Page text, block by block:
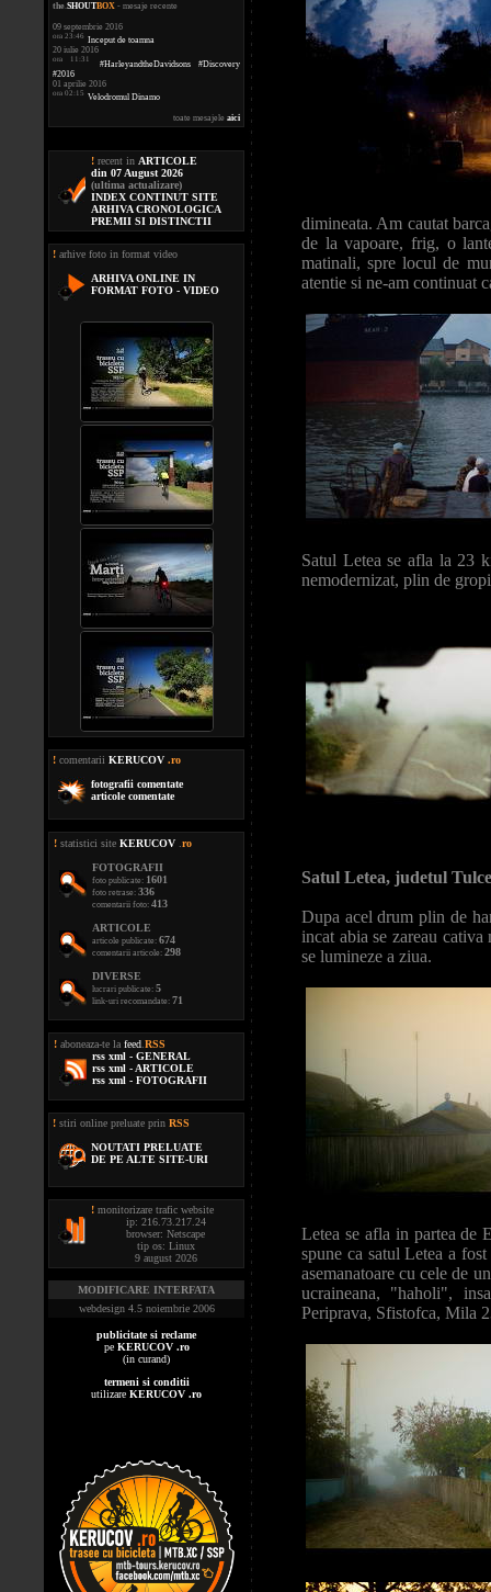
the.SHOUTBOX - mesaje recente
09 septembrie 2016
ora 23:46 Inceput de toamna
20 iulie 2016
ora 11:31
#HarleyandtheDavidsons #Discovery
#2016
01 aprilie 2016
ora 02:15 Velodromul Dinamo
toate mesajele aici
! recent in ARTICOLE
din 07 August 2026
(ultima actualizare)
INDEX CONTINUT SITE
ARHIVA CRONOLOGICA
PREMII SI DISTINCTII
! arhive foto in format video
ARHIVA ONLINE IN
FORMAT FOTO - VIDEO
! comentarii KERUCOV .ro
fotografii comentate
articole comentate
! statistici site KERUCOV ro
FOTOGRAFII
foto publicate: 1601
foto retrase: 336
comentarii foto: 413
ARTICOLE
articole publicate: 674
comentarii articole: 298
DIVERSE
lucrari publicate: 5
link-uri recomandate: 71
! aboneaza-te la feed RSS
rss xml - GENERAL
rss xml - ARTICOLE
rss xml - FOTOGRAFII
! stiri online preluate prin RSS
NOUTATI PRELUATE
DE PE ALTE SITE-URI
! monitorizare trafic website
ip: 216.73.217.24
browser: Netscape
tip os: Linux
9 august 2026
MODIFICARE INTERFATA
webdesign 4.5 noiembrie 2006
publicitate si reclame
pe KERUCOV .ro
(in curand)
termeni si conditii
utilizare KERUCOV .ro
dimineata. Am cautat
de la vapoare, frig, o
matinali, spre locul de
atentie si ne-am continuat
Satul Letea se afla la 23
nemodernizat, plin de
Satul Letea, judetul
Dupa acel drum plin de
incat abia se zareau
se lumineze a ziua.
Letea se afla in partea de
spune ca satul Letea a
asemanatoare cu cele de
ucraineana, "haholi",
Periprava, Sfistofca, Mila